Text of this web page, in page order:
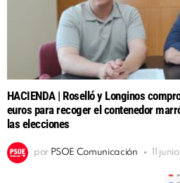
HACIENDA | Roselló y Longinos
euros para recoger el contenedor
las elecciones
por PSOE Comunicación 11